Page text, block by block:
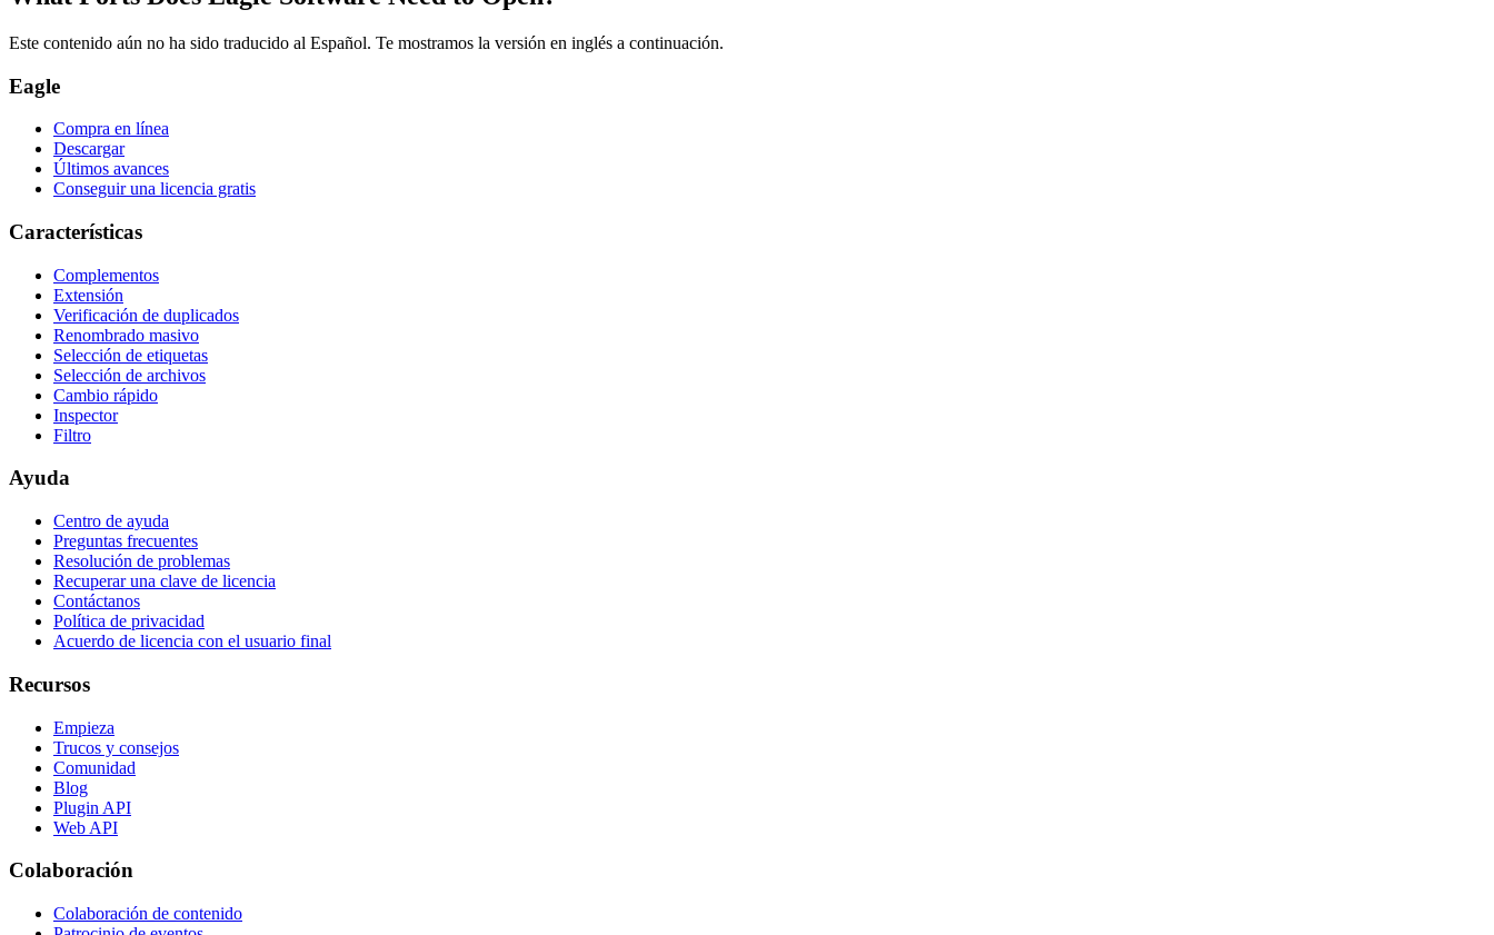
Este contenido aún no ha sido traducido al Español. Te mostramos la versión en inglés a continuación.
Eagle
Compra en línea
Descargar
Últimos avances
Conseguir una licencia gratis
Características
Complementos
Extensión
Verificación de duplicados
Renombrado masivo
Selección de etiquetas
Selección de archivos
Cambio rápido
Inspector
Filtro
Ayuda
Centro de ayuda
Preguntas frecuentes
Resolución de problemas
Recuperar una clave de licencia
Contáctanos
Política de privacidad
Acuerdo de licencia con el usuario final
Recursos
Empieza
Trucos y consejos
Comunidad
Blog
Plugin API
Web API
Colaboración
Colaboración de contenido